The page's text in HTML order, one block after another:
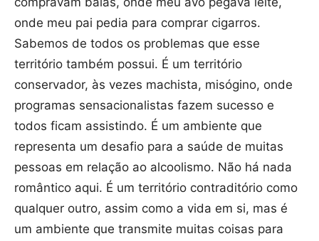
onde meu pai pedia para comprar cigarros.
Sabemos de todos os problemas que esse
território também possui. É um território
conservador, às vezes machista, misógino, onde
programas sensacionalistas fazem sucesso e
todos ficam assistindo. É um ambiente que
representa um desafio para a saúde de muitas
pessoas em relação ao alcoolismo. Não há nada
romântico aqui. É um território contraditório como
qualquer outro, assim como a vida em si, mas é
um ambiente que transmite muitas coisas para